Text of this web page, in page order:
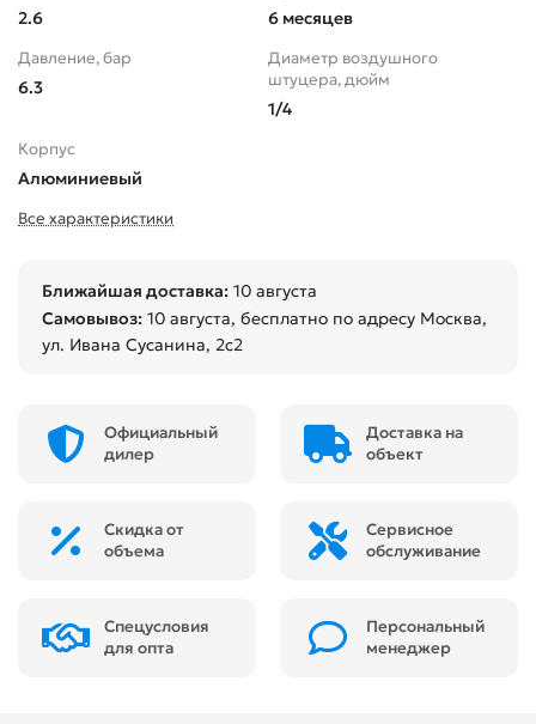
2.6 6 месяцев
Давление, бар
6.3
Диаметр воздушного
штуцера, дюйм
1/4
Корпус
Алюминиевый
Все характеристики
Ближайшая доставка: 10 августа
Самовывоз: 10 августа, бесплатно по адресу Москва,
ул. Ивана Сусанина, 2с2
Официальный
дилер
Доставка на
объект
Скидка от
объема
Сервисное
обслуживание
Спецусловия
для опта
Персональный
менеджер